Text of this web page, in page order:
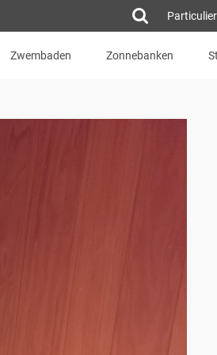
Particulier
Zwembaden Zonnebanken